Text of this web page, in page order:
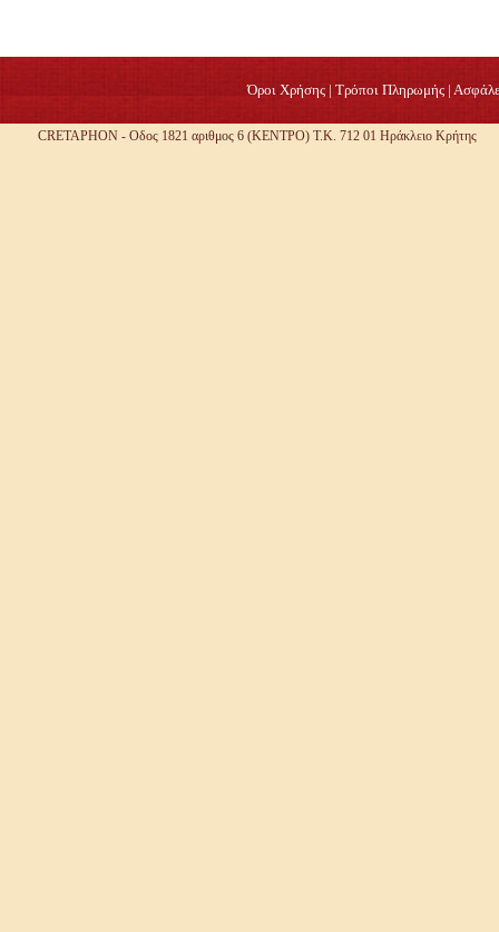
Όροι Χρήσης | Τρόποι Πληρωμής |
CRETAPHON - Οδος 1821 αριθμος 6 (ΚΕΝΤΡΟ) Τ.Κ. 712 01 Ηράκλειο Κρήτης